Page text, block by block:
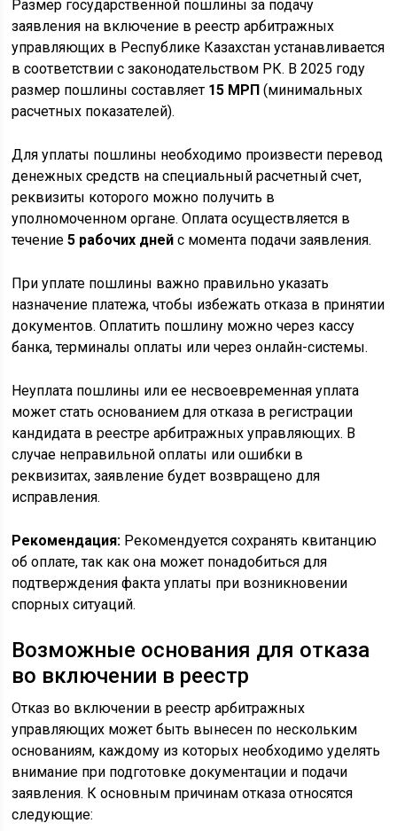
Размер государственной пошлины за подачу
заявления на включение в реестр арбитражных
управляющих в Республике Казахстан устанавливается
в соответствии с законодательством РК. В 2025 году
размер пошлины составляет 15 МРП (минимальных
расчетных показателей).
Для уплаты пошлины необходимо произвести перевод
денежных средств на специальный расчетный счет,
реквизиты которого можно получить в
уполномоченном органе. Оплата осуществляется в
течение5 рабочих дней с момента подачи заявления.
При уплате пошлины важно правильно указать
назначение платежа, чтобы избежать отказа в принятии
документов. Оплатить пошлину можно через кассу
банка, терминалы оплаты или через онлайн-системы.
Неуплата пошлины или ее несвоевременная уплата
может стать основанием для отказа в регистрации
кандидата в реестре арбитражных управляющих. В
случае неправильной оплаты или ошибки в
реквизитах, заявление будет возвращено для
исправления.
Рекомендация: Рекомендуется сохранять квитанцию
об оплате, так как она может понадобиться для
подтверждения факта уплаты при возникновении
спорных ситуаций.
Возможные основания для отказа
во включении в реестр
Отказ во включении в реестр арбитражных
управляющих может быть вынесен по нескольким
основаниям, каждому из которых необходимо уделять
внимание при подготовке документации и подачи
заявления. К основным причинам отказа относятся
следующие: